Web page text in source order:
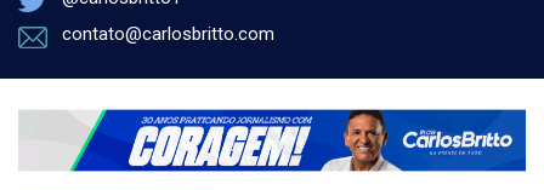
contato@carlosbritto.com